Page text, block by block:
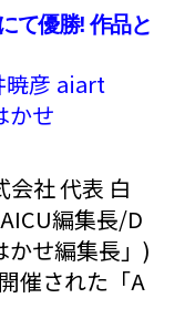
て優勝! 作品と
暁彦 aiart
かせ
社 代表 白
編集長/D
かせ編集長」)
催された「A